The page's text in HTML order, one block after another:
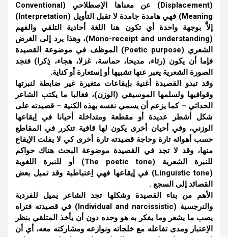
(Displacement) عن معناها الاِصطلاحي (Conventional
Meaning) فهي هامدة جامدة لا تقبل التأويل (Interpretation)
إلاَّ بوجهة واحدة أي تكون هنا اللغة أحادية التلقي والفهم
(Mono-receipt and understanding)، وهذا يرد إلى الغرض
الشعري (Poetic purpose) الموظف في موضوعة القصيدة
فإما أن يكون (رثاء، مديحا، حماسة، غزلا، هجاء، ذِكرا) فتجد
الصورة الشعرية يعبر عنها تشبيها أو اِستعارة أو كناية.
وقد تبدو القصيدة أغنية بإيقاعات متغيرة غير ضابطة لنبرتها
وقوافيها ولسلمها الموسيقي (الوزن)، فغالبا ما يكتب الشاعر
الحداثي – كما يزعم أن يسمي نفسه بهذه الكنية – قصيدته على
شكل أشطر عديدة أو مقطعة ومتداخلة أحيانا في اِيقاعها
الوزني، وفي أحيان أخرى يكون لها قافية تتكرر في المقاطع
حسب أهوائه تارة وحاجة قصيدته تارة أخرى كي لا يفلت الإيقاع
منها، وقد لا تجد في القصيدة موضوعة البحث هناك حواكم
للنبرة الشعرية (The poetic tone) أو للنبرة اللغوية
(Linguistic tone) في إيقاعها فهي اِعتباطية وقد تميل بعض
القصائد إلى السجع .
الأهم من بناء القصيدة وشكلها تجد الشاعر يميل للفردية
والنرجسية (Individual and narcissistic) في قصيدته فتراه
يصب ما يشعر وما يفكر به هو وحده دون أن يأخذ المتلقي بنظر
الاِعتبار ومدى تفاعله مع خلجاته ونوازعه ومشاركته معه، أي أن